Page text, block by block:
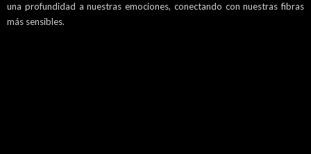
una profundidad a nuestras emociones, conectando con nuestras fibras
más sensibles.